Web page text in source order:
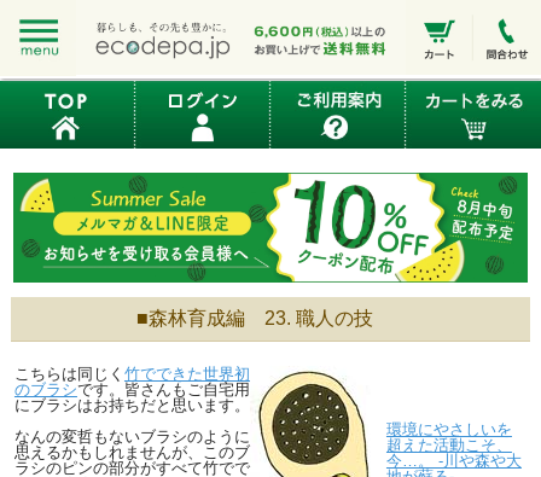
■森林育成編 23. 職人の技
こちらは同じく 竹でできた世界初
のブラシです。皆さんもご自宅用
にブラシはお持ちだと思います。
なんの変哲もないブラシのように
思えるかもしれませんが、このブ
ラシのピンの部分がすべて竹でで
環境にやさしいを
超えた活動こそ、
今…。 -川や森や大